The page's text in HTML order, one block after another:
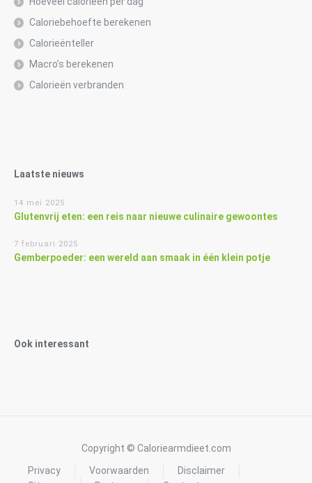
Caloriebehoefte berekenen
Calorieënteller
Macro’s berekenen
Calorieën verbranden
Laatste nieuws
14 mei 2025
Glutenvrij eten: een reis naar nieuwe culinaire gewoontes
7 februari 2025
Gemberpoeder: een wereld aan smaak in één klein potje
Ook interessant
Copyright © Caloriearmdieet.com
Privacy
Voorwaarden
Disclaimer